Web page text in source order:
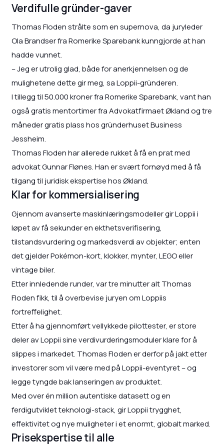
Verdifulle gründer-gaver
Thomas Floden strålte som en supernova, da juryleder
Ola Brandser fra Romerike Sparebank kunngjorde at han
hadde vunnet.
– Jeg er utrolig glad, både for anerkjennelsen og de
mulighetene dette gir meg, sa Loppii-gründeren.
I tillegg til 50.000 kroner fra Romerike Sparebank, vant han
også gratis mentortimer fra Advokatfirmaet Økland og tre
måneder gratis plass hos gründerhuset Business
Jessheim.
Thomas Floden har allerede rukket å få en prat med
advokat Gunnar Flønes. Han er svært fornøyd med å få
tilgang til juridisk ekspertise hos Økland.
Klar for kommersialisering
Gjennom avanserte maskinlæringsmodeller gir Loppii i
løpet av få sekunder en ekthetsverifisering,
tilstandsvurdering og markedsverdi av objekter; enten
det gjelder Pokémon-kort, klokker, mynter, LEGO eller
vintage biler.
Etter innledende runder, var tre minutter alt Thomas
Floden fikk, til å overbevise juryen om Loppiis
fortreffelighet.
Etter å ha gjennomført vellykkede pilottester, er store
deler av Loppii sine verdivurderingsmoduler klare for å
slippes i markedet. Thomas Floden er derfor på jakt etter
investorer som vil være med på Loppii-eventyret – og
legge tyngde bak lanseringen av produktet.
Med over én million autentiske datasett og en
ferdigutviklet teknologi-stack, gir Loppii trygghet,
effektivitet og nye muligheter i et enormt, globalt marked.
Prisekspertise til alle